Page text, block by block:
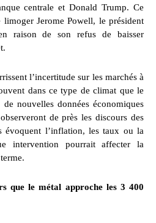
centrale et Donald Trump. Ce
limoger Jerome Powell, le président
raison de son refus de baisser
l’incertitude sur les marchés à
dans ce type de climat que le
nouvelles données économiques
de près les discours des
évoquent l’inflation, les taux ou la
intervention pourrait affecter la
que le métal approche les 3 400